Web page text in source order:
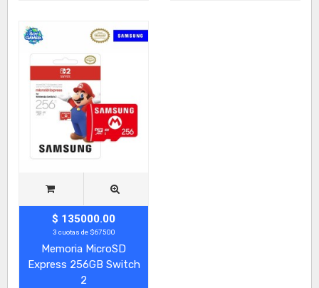
$ 135000.00
3 cuotas de $67500
Memoria MicroSD
Express 256GB Switch
2